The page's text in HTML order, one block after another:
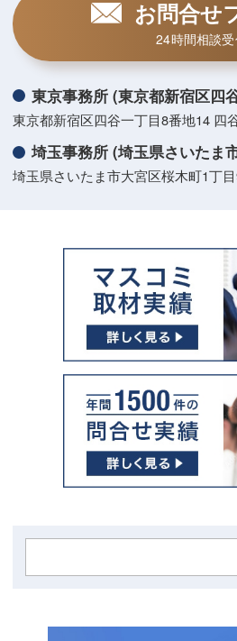
お問合せ
24時間相談
東京事務所 (東京都新宿区四
東京都新宿区四谷一丁目8番地14 四
埼玉事務所 (埼玉県さいたま
埼玉県さいたま市大宮区桜木町1丁